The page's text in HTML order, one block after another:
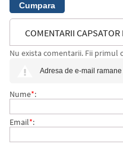
COMENTARII
5050E ALB-NEGRU RAPID
Nu exista comentarii. Fii primul
Adresa de e-mail
Nume*:
Email*: